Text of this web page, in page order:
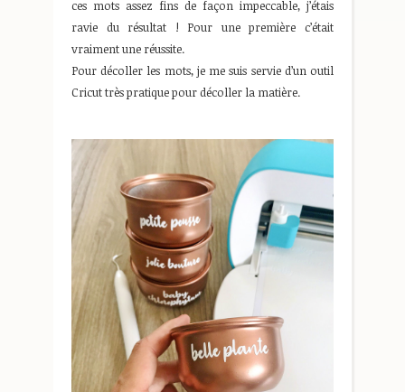
ces mots assez fins de façon impeccable, j’étais
ravie du résultat ! Pour une première c’était
vraiment une réussite.
Pour décoller les mots, je me suis servie d’un outil
Cricut très pratique pour décoller la matière.